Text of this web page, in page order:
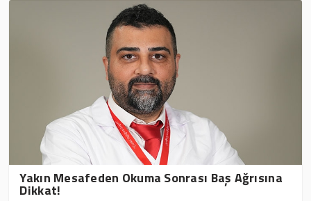
Yakın Mesafeden Okuma Sonrası Baş Ağrısına
Dikkat!